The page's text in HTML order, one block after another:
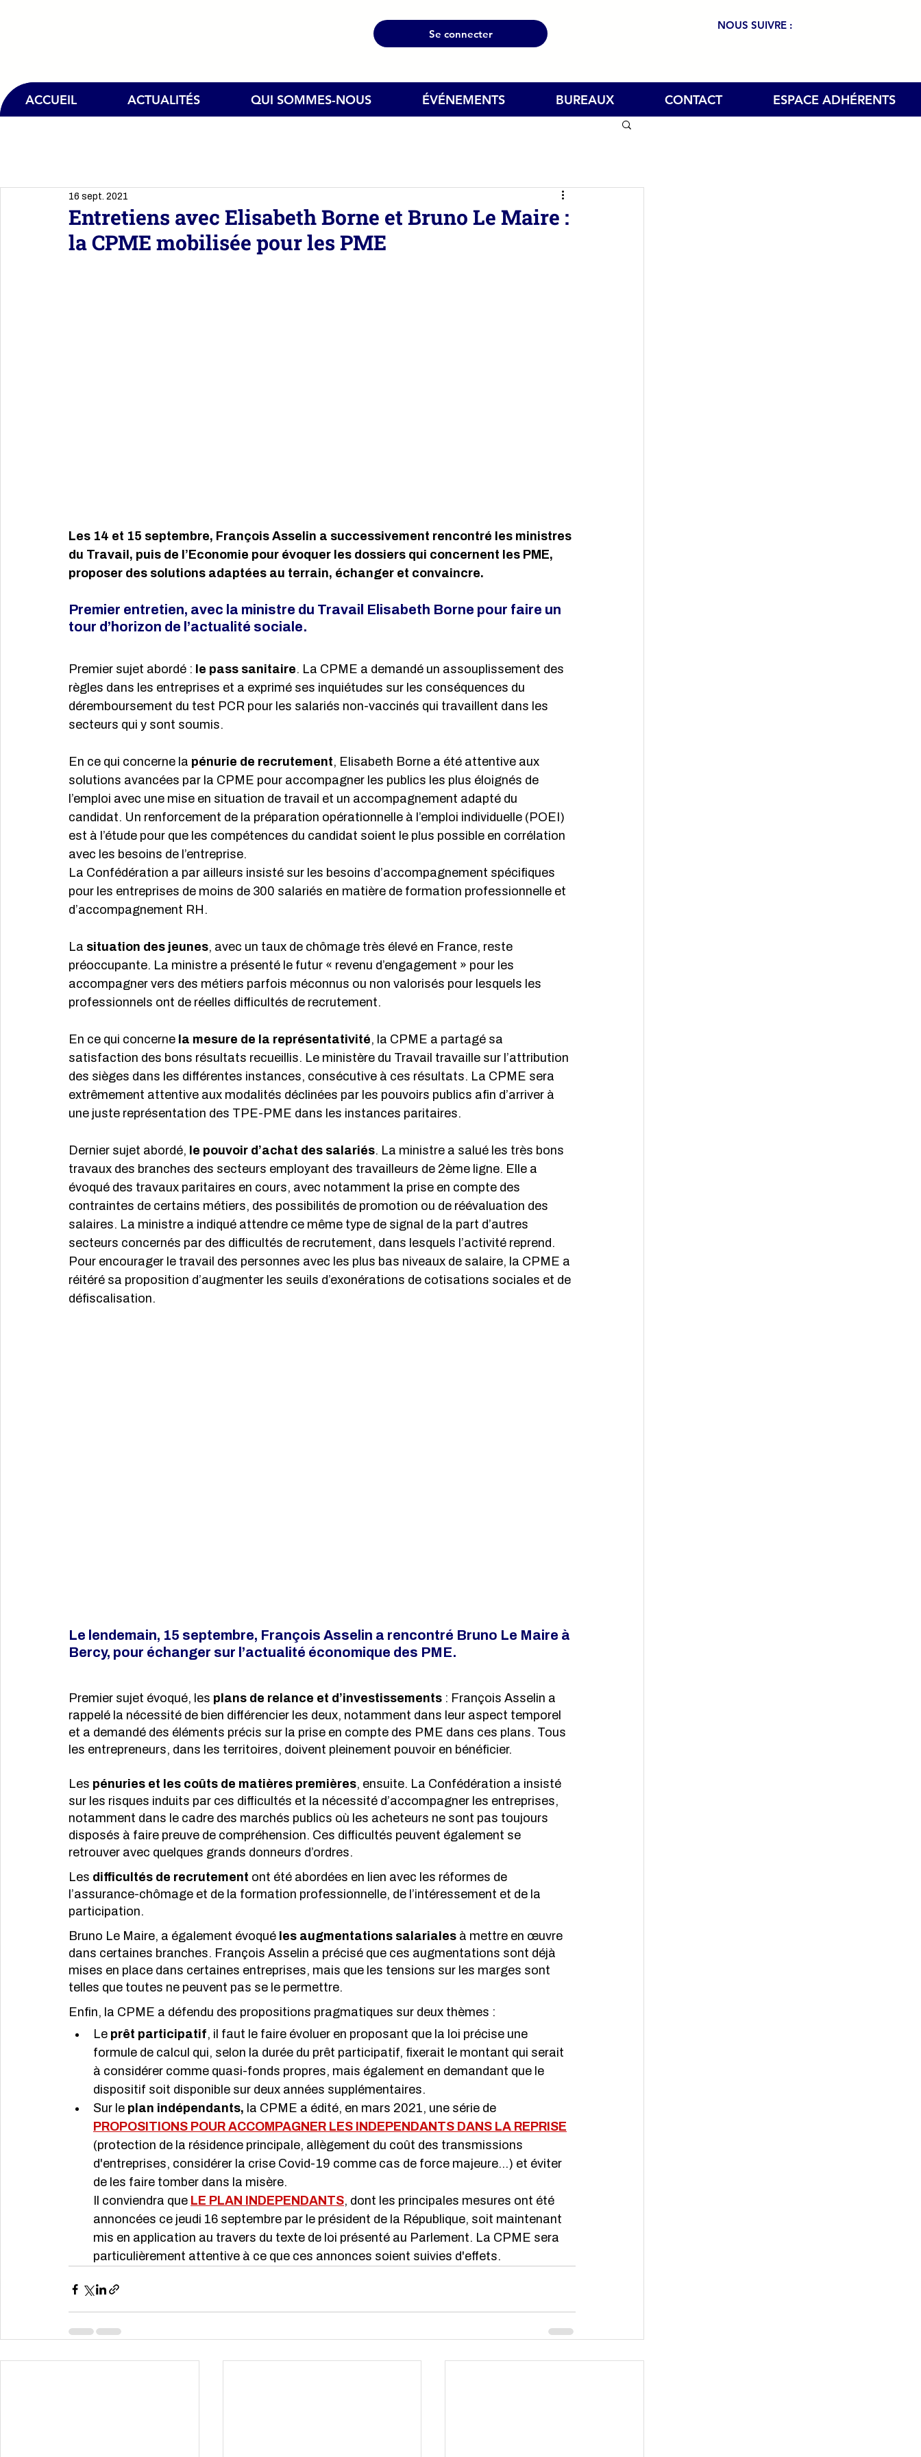
Se connecter
NOUS SUIVRE :
ACCUEIL ACTUALITÉS QUI SOMMES-NOUS ÉVÉNEMENTS BUREAUX CONTACT ESPACE ADHÉRENTS
Entretiens avec Elisabeth Borne et Bruno Le Maire :
la CPME mobilisée pour les PME
16 sept. 2021
Les 14 et 15 septembre, François Asselin a successivement rencontré les ministres
du Travail, puis de l’Economie pour évoquer les dossiers qui concernent les PME,
proposer des solutions adaptées au terrain, échanger et convaincre.
Premier entretien, avec la ministre du Travail Elisabeth Borne pour faire un
tour d’horizon de l’actualité sociale.
Premier sujet abordé : le pass sanitaire. La CPME a demandé un assouplissement des
règles dans les entreprises et a exprimé ses inquiétudes sur les conséquences du
déremboursement du test PCR pour les salariés non-vaccinés qui travaillent dans les
secteurs qui y sont soumis.
En ce qui concerne la pénurie de recrutement, Elisabeth Borne a été attentive aux
solutions avancées par la CPME pour accompagner les publics les plus éloignés de
l’emploi avec une mise en situation de travail et un accompagnement adapté du
candidat. Un renforcement de la préparation opérationnelle à l’emploi individuelle (POEI)
est à l’étude pour que les compétences du candidat soient le plus possible en corrélation
avec les besoins de l’entreprise.
La Confédération a par ailleurs insisté sur les besoins d’accompagnement spécifiques
pour les entreprises de moins de 300 salariés en matière de formation professionnelle et
d’accompagnement RH.
La situation des jeunes, avec un taux de chômage très élevé en France, reste
préoccupante. La ministre a présenté le futur « revenu d’engagement » pour les
accompagner vers des métiers parfois méconnus ou non valorisés pour lesquels les
professionnels ont de réelles difficultés de recrutement.
En ce qui concerne la mesure de la représentativité, la CPME a partagé sa
satisfaction des bons résultats recueillis. Le ministère du Travail travaille sur l’attribution
des sièges dans les différentes instances, consécutive à ces résultats. La CPME sera
extrêmement attentive aux modalités déclinées par les pouvoirs publics afin d’arriver à
une juste représentation des TPE-PME dans les instances paritaires.
Dernier sujet abordé, le pouvoir d’achat des salariés. La ministre a salué les très bons
travaux des branches des secteurs employant des travailleurs de 2ème ligne. Elle a
évoqué des travaux paritaires en cours, avec notamment la prise en compte des
contraintes de certains métiers, des possibilités de promotion ou de réévaluation des
salaires. La ministre a indiqué attendre ce même type de signal de la part d’autres
secteurs concernés par des difficultés de recrutement, dans lesquels l’activité reprend.
Pour encourager le travail des personnes avec les plus bas niveaux de salaire, la CPME a
réitéré sa proposition d’augmenter les seuils d’exonérations de cotisations sociales et de
défiscalisation.
Le lendemain, 15 septembre, François Asselin a rencontré Bruno Le Maire à
Bercy, pour échanger sur l’actualité économique des PME.
Premier sujet évoqué, les plans de relance et d’investissements : François Asselin a
rappelé la nécessité de bien différencier les deux, notamment dans leur aspect temporel
et a demandé des éléments précis sur la prise en compte des PME dans ces plans. Tous
les entrepreneurs, dans les territoires, doivent pleinement pouvoir en bénéficier.
Les pénuries et les coûts de matières premières, ensuite. La Confédération a insisté
sur les risques induits par ces difficultés et la nécessité d’accompagner les entreprises,
notamment dans le cadre des marchés publics où les acheteurs ne sont pas toujours
disposés à faire preuve de compréhension. Ces difficultés peuvent également se
retrouver avec quelques grands donneurs d’ordres.
Les difficultés de recrutement ont été abordées en lien avec les réformes de
l’assurance-chômage et de la formation professionnelle, de l’intéressement et de la
participation.
Bruno Le Maire, a également évoqué les augmentations salariales à mettre en œuvre
dans certaines branches. François Asselin a précisé que ces augmentations sont déjà
mises en place dans certaines entreprises, mais que les tensions sur les marges sont
telles que toutes ne peuvent pas se le permettre.
Enfin, la CPME a défendu des propositions pragmatiques sur deux thèmes :
Le prêt participatif, il faut le faire évoluer en proposant que la loi précise une
formule de calcul qui, selon la durée du prêt participatif, fixerait le montant qui serait
à considérer comme quasi-fonds propres, mais également en demandant que le
dispositif soit disponible sur deux années supplémentaires.
Sur le plan indépendants, la CPME a édité, en mars 2021, une série de
PROPOSITIONS POUR ACCOMPAGNER LES INDEPENDANTS DANS LA REPRISE
(protection de la résidence principale, allègement du coût des transmissions
d'entreprises, considérer la crise Covid-19 comme cas de force majeure...) et éviter
de les faire tomber dans la misère.
Il conviendra que LE PLAN INDEPENDANTS, dont les principales mesures ont été
annoncées ce jeudi 16 septembre par le président de la République, soit maintenant
mis en application au travers du texte de loi présenté au Parlement. La CPME sera
particulièrement attentive à ce que ces annonces soient suivies d'effets.